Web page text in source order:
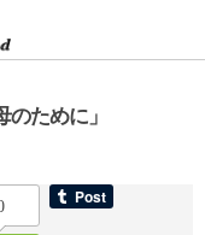
ために」